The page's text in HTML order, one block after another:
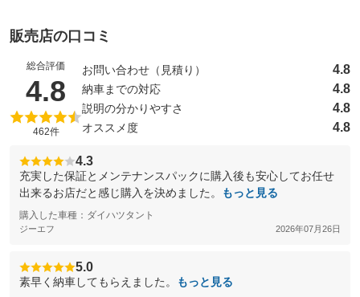
販売店の口コミ
総合評価
4.8 （5点満点中）
462件
お問い合わせ（見積り） 4.8
納車までの対応 4.8
説明の分かりやすさ 4.8
オススメ度 4.8
4.3
充実した保証とメンテナンスパックに購入後も安心してお任せ
出来るお店だと感じ購入を決めました。
もっと見る
購入した車種：ダイハツタント
ジーエフ 2026年07月26日
5.0
素早く納車してもらえました。 もっと見る